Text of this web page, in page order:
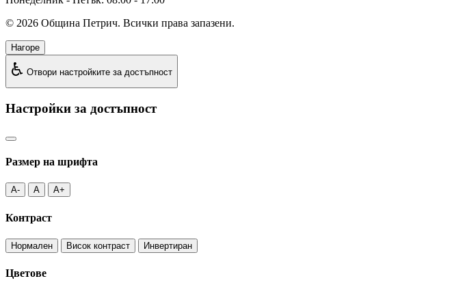
© 2026 Община Петрич. Всички права запазени.
Нагоре
♿ Отвори настройките за достъпност
Настройки за достъпност
Размер на шрифта
A- A A+
Контраст
Нормален Висок контраст Инвертиран
Цветове